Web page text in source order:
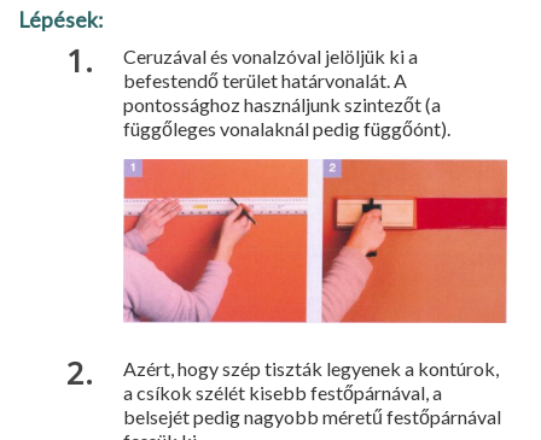
Lépések:
Ceruzával és vonalzóval jelöljük ki a
befestendő terület határvonalát. A
pontossághoz használjunk szin­tezőt (a
függőleges vonalaknál pedig függőónt).
Azért, hogy szép tiszták legyenek a kontúrok,
a csíkok szélét kisebb festőpárnával, a
belsejét pedig na­gyobb méretű festőpárnával